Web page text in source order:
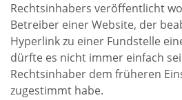
Rechtsinhabers veröffentlicht
Betreiber einer Website, der
Hyperlink zu einer Fundstelle
dürfte es nicht immer einfach
Rechtsinhaber dem früheren
zugestimmt habe.